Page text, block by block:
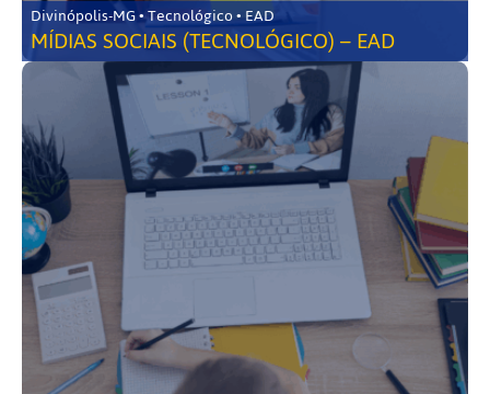
Divinópolis-MG • Tecnológico • EAD
MÍDIAS SOCIAIS (TECNOLÓGICO) – EAD